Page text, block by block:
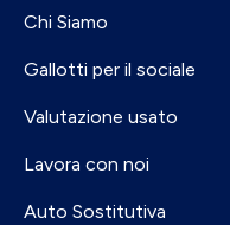
Chi Siamo
Gallotti per il sociale
Valutazione usato
Lavora con noi
Auto Sostitutiva